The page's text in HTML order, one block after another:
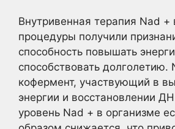
Внутривенная терапия Nad
процедуры получили
способность повышать
способствовать
кофермент, участвующий в
энергии и восстановлении
уровень Nad + в организме